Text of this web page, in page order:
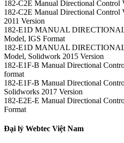
182-C2E Manual Directional Control
182-C2E Manual Directional Control
2011 Version
182-E1D MANUAL
Model, IGS Format
182-E1D MANUAL
Model, Solidwork 2015 Version
182-E1F-B Manual Directional
format
182-E1F-B Manual Directional
Solidworks 2017 Version
182-E2E-E Manual Directional
Format
Đại lý Webtec Việt Nam